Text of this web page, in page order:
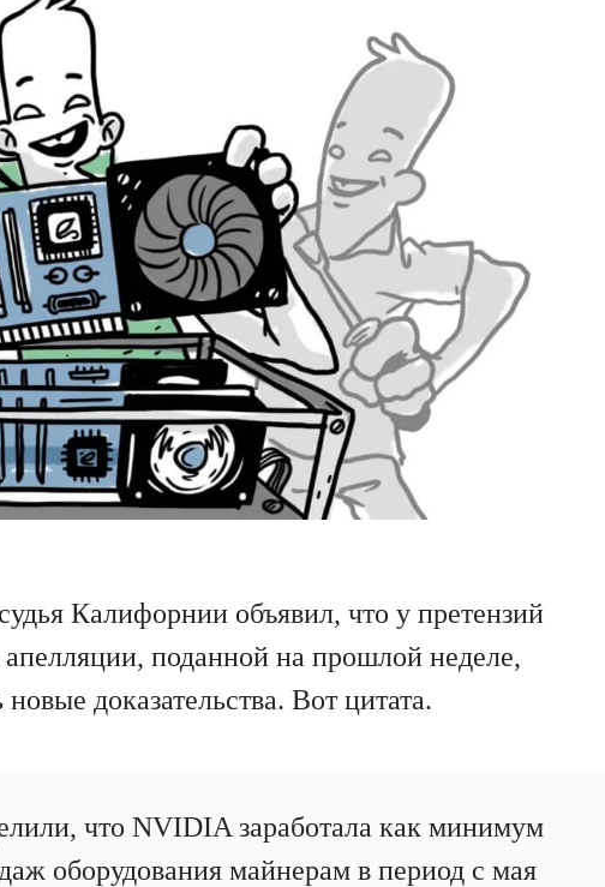
Калифорнии объявил, что у претензий
поданной на прошлой неделе,
доказательства. Вот цитата.
что NVIDIA заработала как минимум
оборудования майнерам в период с мая